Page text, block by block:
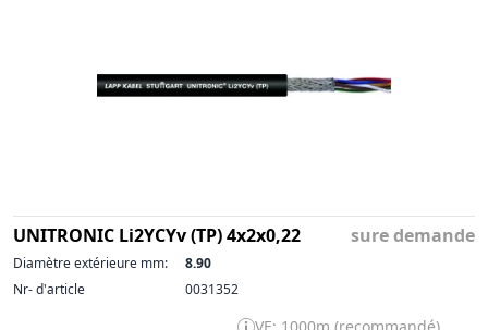
UNITRONIC Li2YCYv (TP) 4x2x0,22 sure demande
Diamètre extérieure mm:
8.90
Nr- d'article
0031352